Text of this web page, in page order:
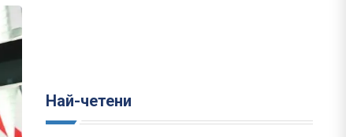
Най-четени